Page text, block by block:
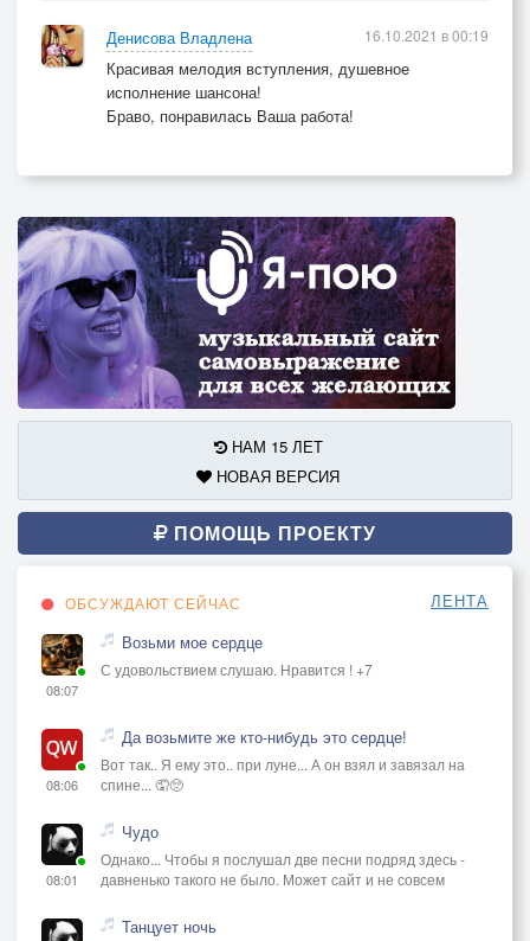
Денисова Владлена
Красивая мелодия вступления, душевное
исполнение шансона!
Браво, понравилась Ваша работа!
16.10.2021 в 00:19
НАМ 15 ЛЕТ
НОВАЯ ВЕРСИЯ
ПОМОЩЬ ПРОЕКТУ
ОБСУЖДАЮТ СЕЙЧАС ЛЕНТА
08:07
Возьми мое сердце
С удовольствием слушаю. Нравится ! +7
08:06
Да возьмите же кто-нибудь это сердце!
Вот так.. Я ему это.. при луне... А он взял и завязал на
спине... 🤦🥺
08:01
Чудо
Однако... Чтобы я послушал две песни подряд здесь -
давненько такого не было. Может сайт и не совсем
Танцует ночь